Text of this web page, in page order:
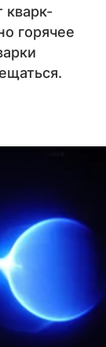
кварк-
горячее